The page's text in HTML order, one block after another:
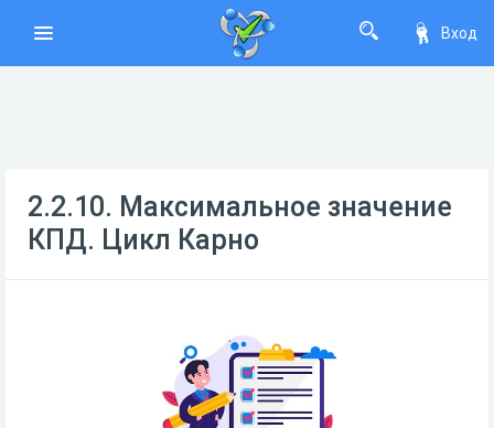
Вход
2.2.10. Максимальное значение
КПД. Цикл Карно